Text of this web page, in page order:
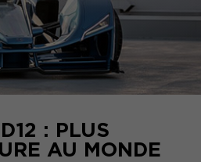
: PLUS
AU MONDE